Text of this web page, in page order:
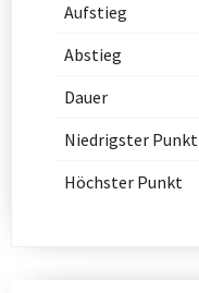
Aufstieg
Abstieg
Dauer
Niedrigster Punkt
Höchster Punkt